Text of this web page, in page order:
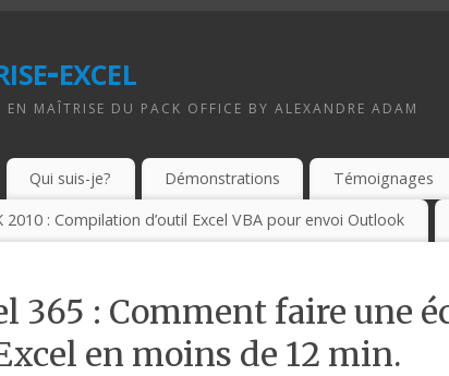
excel
EN MAÎTRISE DU PACK OFFICE BY ALEXANDRE ADAM
Qui suis-je? Démonstrations Témoignages
2010 : Compilation d’outil Excel VBA pour envoi Outlook
365 : Comment faire une
en moins de 12 min.